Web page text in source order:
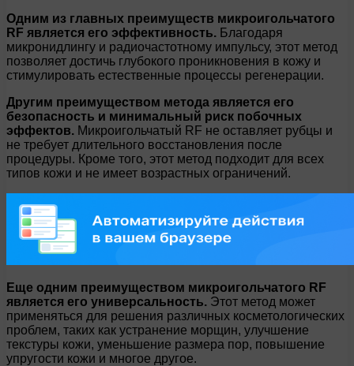
Одним из главных преимуществ микроигольчатого
RF является его эффективность. Благодаря
микронидлингу и радиочастотному импульсу, этот метод
позволяет достичь глубокого проникновения в кожу и
стимулировать естественные процессы регенерации.
Другим преимуществом метода является его
безопасность и минимальный риск побочных
эффектов. Микроигольчатый RF не оставляет рубцы и
не требует длительного восстановления после
процедуры. Кроме того, этот метод подходит для всех
типов кожи и не имеет возрастных ограничений.
Еще одним преимуществом микроигольчатого RF
является его универсальность. Этот метод может
применяться для решения различных косметологических
проблем, таких как устранение морщин, улучшение
текстуры кожи, уменьшение размера пор, повышение
упругости кожи и многое другое.